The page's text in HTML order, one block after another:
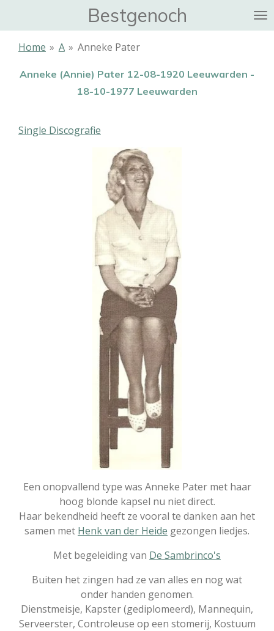
naar
hoofdinhoud
Bestgenoch
Home » A » Anneke Pater
Anneke (Annie) Pater 12-08-1920 Leeuwarden -
18-10-1977 Leeuwarden
Single Discografie
Een onopvallend type was Anneke Pater met haar
hoog blonde kapsel nu niet direct.
Haar bekendheid heeft ze vooral te danken aan het
samen met Henk van der Heide gezongen liedjes.
Met begeleiding van De Sambrinco's
Buiten het zingen had ze van alles en nog wat
onder handen genomen.
Dienstmeisje, Kapster (gediplomeerd), Mannequin,
Serveerster, Controleuse op een stomerij, Kostuum